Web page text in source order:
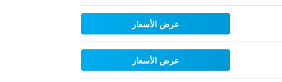
عرض الأسعار
عرض الأسعار